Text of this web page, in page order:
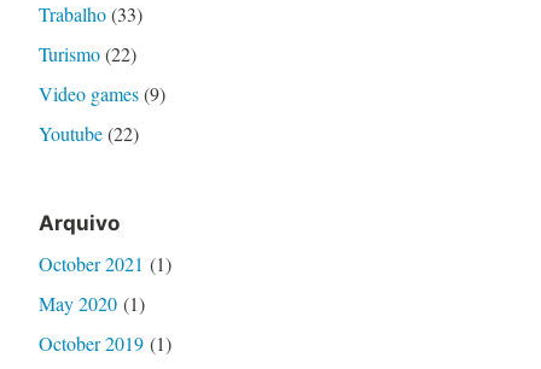
Trabalho(33)
Turismo(22)
Video games(9)
Youtube(22)
Arquivo
October 2021 (1)
May 2020(1)
October 2019(1)